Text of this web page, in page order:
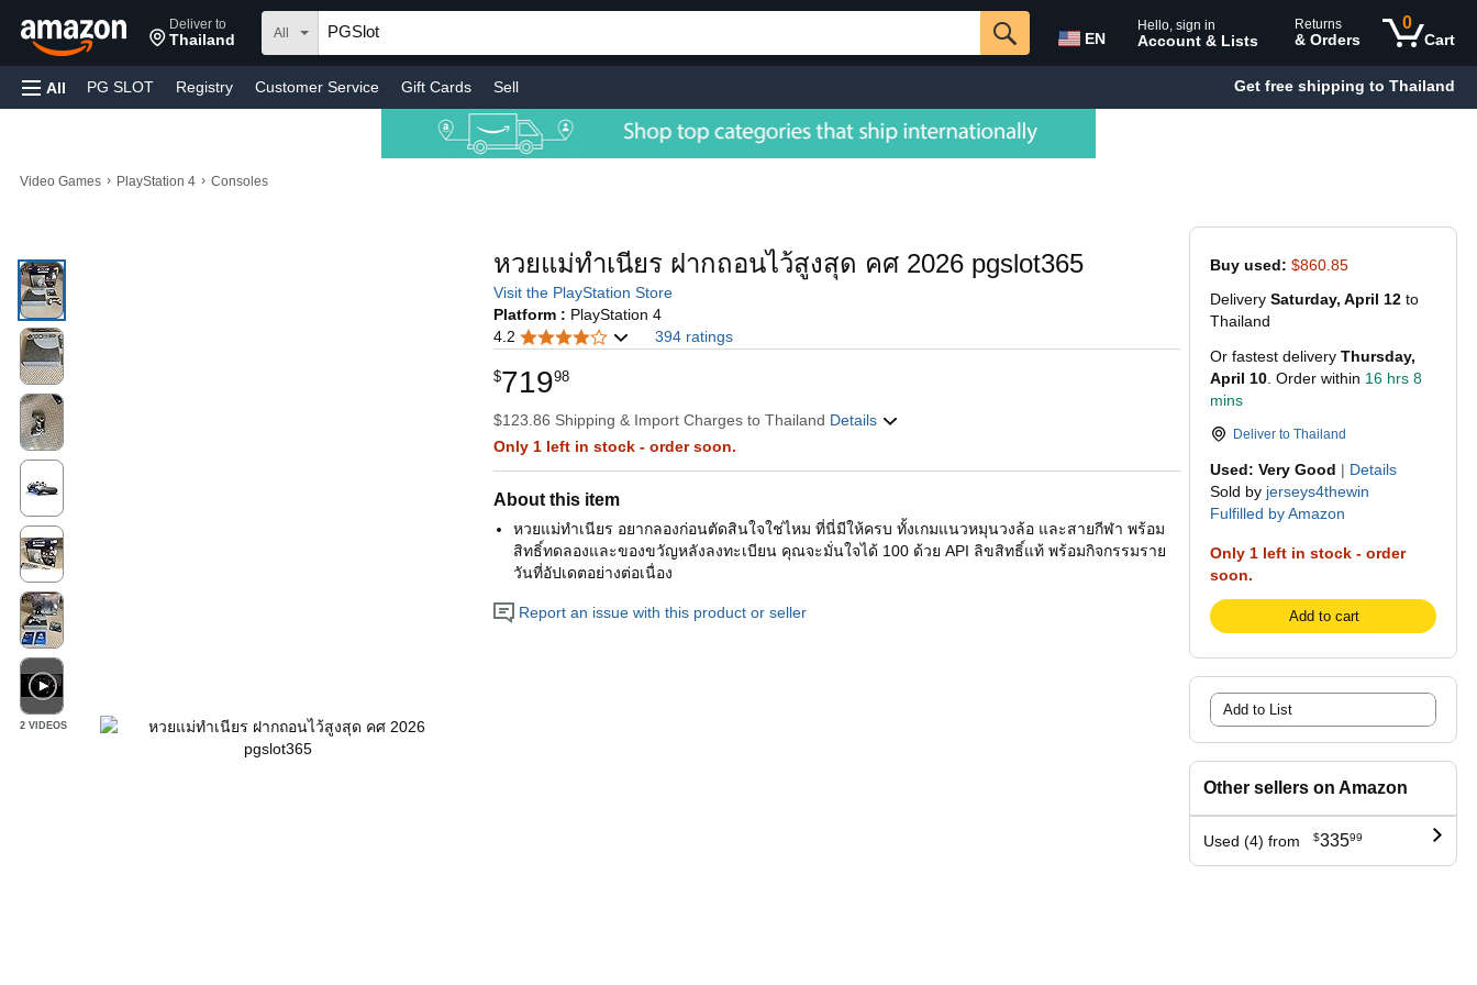
Deliver to
Thailand All EN
Hello, sign in
Account & Lists
Returns
& Orders
0
Cart
All PG SLOT Registry Customer Service Gift Cards Sell Get free shipping to Thailand
Video Games › PlayStation 4 › Consoles
Buy used: $860.85
Delivery Saturday, April 12 to
Thailand
Or fastest delivery Thursday,
April 10 . Order within 16 hrs 8
mins
Deliver to Thailand
Used: Very Good | Details
Sold by jerseys4thewin
Fulfilled by Amazon
Only 1 left in stock - order
soon.
Add to cart
Add to List
Other sellers on Amazon
Used (4) from $33599
2 VIDEOS
หวยแม่ทำเนียร ฝากถอนไว้สูงสุด คศ 2026 pgslot365
Visit the PlayStation Store
Platform : PlayStation 4
4.2
394 ratings
$71998
$123.86 Shipping & Import Charges to Thailand Details
Only 1 left in stock - order soon.
About this item
หวยแม่ทำเนียร อยากลองก่อนตัดสินใจใช่ไหม ที่นี่มีให้ครบ ทั้งเกมแนวหมุนวงล้อ และสายกีฬา พร้อม
สิทธิ์ทดลองและของขวัญหลังลงทะเบียน คุณจะมั่นใจได้ 100 ด้วย API ลิขสิทธิ์แท้ พร้อมกิจกรรมราย
วันที่อัปเดตอย่างต่อเนื่อง
Report an issue with this product or seller